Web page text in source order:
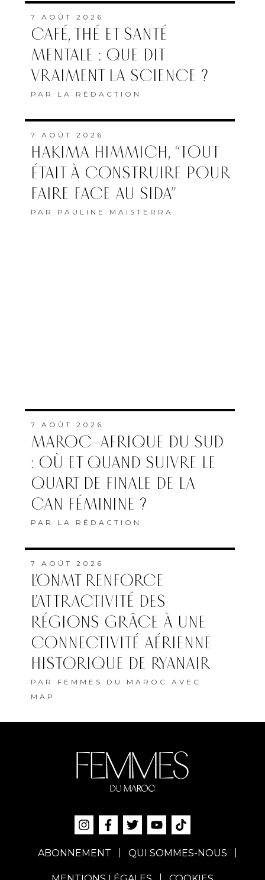
7 AOÛT 2026
CAFÉ, THÉ ET SANTÉ
MENTALE : QUE DIT
VRAIMENT LA SCIENCE ?
PAR LA RÉDACTION
7 AOÛT 2026
HAKIMA HIMMICH, “TOUT
ÉTAIT À CONSTRUIRE POUR
FAIRE FACE AU SIDA”
PAR PAULINE MAISTERRA
7 AOÛT 2026
MAROC–AFRIQUE DU SUD
: OÙ ET QUAND SUIVRE LE
QUART DE FINALE DE LA
CAN FÉMININE ?
PAR LA RÉDACTION
7 AOÛT 2026
L’ONMT RENFORCE
L’ATTRACTIVITÉ DES
RÉGIONS GRÂCE À UNE
CONNECTIVITÉ AÉRIENNE
HISTORIQUE DE RYANAIR
PAR FEMMES DU MAROC AVEC
MAP
ABONNEMENT QUI SOMMES-NOUS